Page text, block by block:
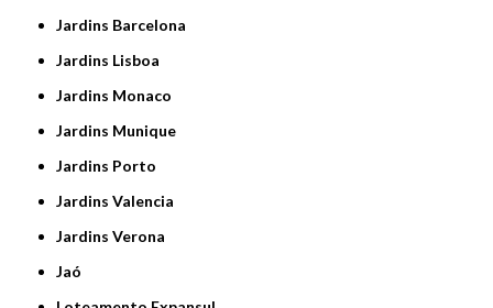
Jardins Barcelona
Jardins Lisboa
Jardins Monaco
Jardins Munique
Jardins Porto
Jardins Valencia
Jardins Verona
Jaó